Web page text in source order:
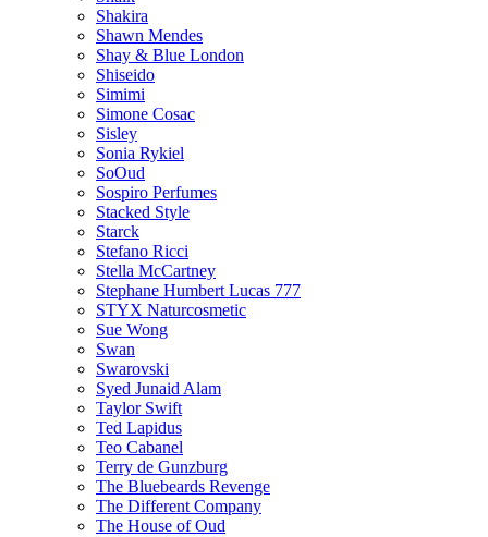
Shakira
Shawn Mendes
Shay & Blue London
Shiseido
Simimi
Simone Cosac
Sisley
Sonia Rykiel
SoOud
Sospiro Perfumes
Stacked Style
Starck
Stefano Ricci
Stella McCartney
Stephane Humbert Lucas 777
STYX Naturсosmetic
Sue Wong
Swan
Swarovski
Syed Junaid Alam
Taylor Swift
Ted Lapidus
Teo Cabanel
Terry de Gunzburg
The Bluebeards Revenge
The Different Company
The House of Oud